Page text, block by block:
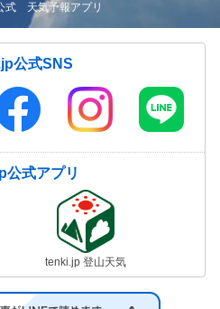
式 天気予報アプリ
公式SNS
公式アプリ
tenki.jp 登山天気